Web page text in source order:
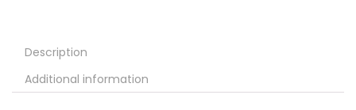
Description
Additional information